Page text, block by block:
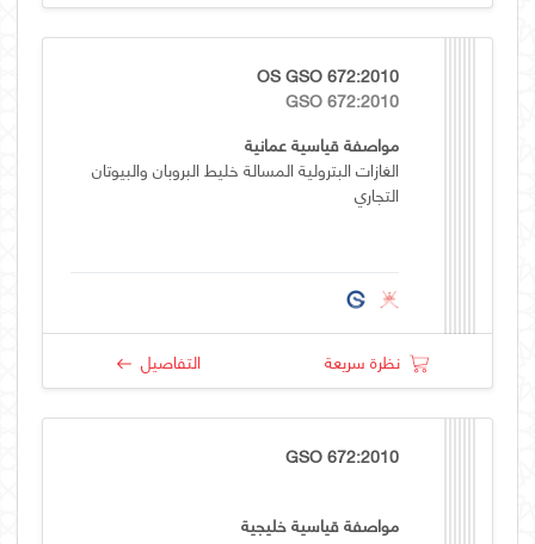
OS GSO 672:2010
GSO 672:2010
مواصفة قياسية عمانية
الغازات البترولية المسالة خليط البروبان والبيوتان
التجاري
نظرة سريعة التفاصيل
GSO 672:2010
مواصفة قياسية خليجية